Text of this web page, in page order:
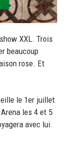
XXL. Trois
beaucoup
rose. Et
le 1er juillet
les 4 et 5
avec lui.